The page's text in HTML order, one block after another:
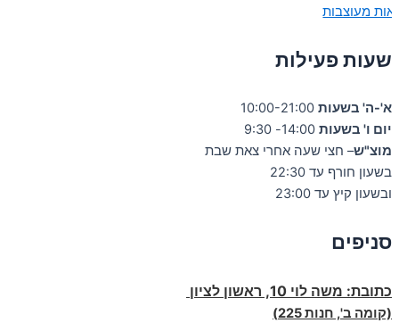
מעוצבות
שעות פעילות
א'-ה' בשעות
יום ו' בשעות
מוצ"ש– חצי שעה אחרי צאת שבת
בשעון חורף עד 22:30
ובשעון קיץ עד 23:00
סניפים
כתובת: משה לוי 10, ראשון לציון
(קומה ב', חנות 225)